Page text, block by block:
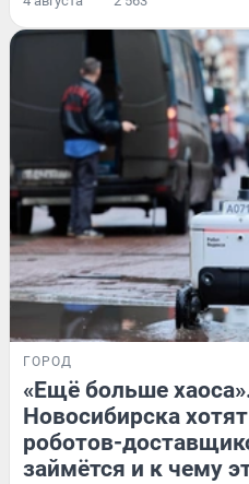
ГОРОД
«Ещё больше
Новосибирска
роботов-
займётся и к чему